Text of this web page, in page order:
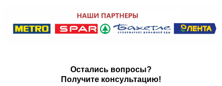
Остались вопросы?
Получите консультацию!